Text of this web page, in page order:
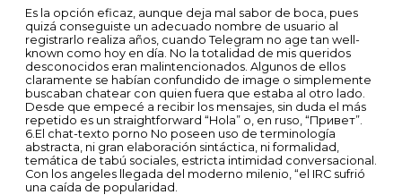
Es la opción eficaz, aunque deja mal sabor de boca, pues
quizá conseguiste un adecuado nombre de usuario al
registrarlo realiza años, cuando Telegram no age tan well-
known como hoy en día. No la totalidad de mis queridos
desconocidos eran malintencionados. Algunos de ellos
claramente se habían confundido de image o simplemente
buscaban chatear con quien fuera que estaba al otro lado.
Desde que empecé a recibir los mensajes, sin duda el más
repetido es un straightforward “Hola” o, en ruso, “Привет”.
6.El chat-texto porno No poseen uso de terminología
abstracta, ni gran elaboración sintáctica, ni formalidad,
temática de tabú sociales, estricta intimidad conversacional.
Con los angeles llegada del moderno milenio, “el IRC sufrió
una caída de popularidad.